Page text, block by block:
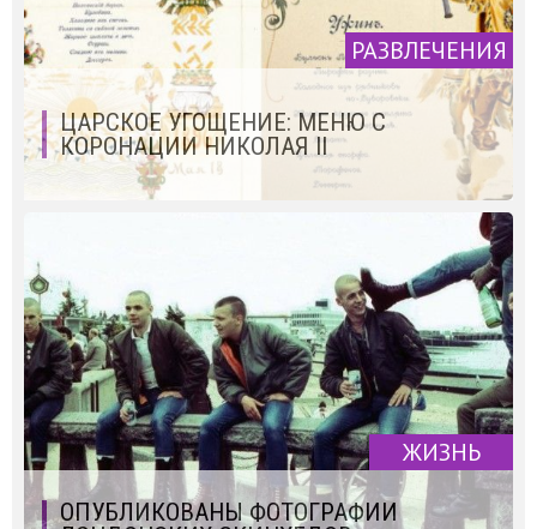
РАЗВЛЕЧЕНИЯ
ЦАРСКОЕ УГОЩЕНИЕ: МЕНЮ С
КОРОНАЦИИ НИКОЛАЯ II
ЖИЗНЬ
ОПУБЛИКОВАНЫ ФОТОГРАФИИ